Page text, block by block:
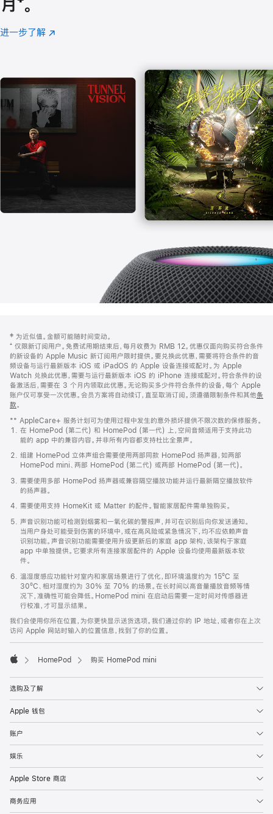
月 脚
注
⁺。
进一步了解 Apple
(在
口
中
打
开)
页
页
脚
注
‡ 为近似值。金额可能随时间变动。
⁺ 仅限新订阅用户。免费试用期结束后，每月收费为 RMB 12。优惠仅面向购买符合条件
的新设备的 Apple Music 新订阅用户限时提供。要兑换此优惠，需要将符合条件的音
频设备与运行最新版本 iOS 或 iPadOS 的 Apple 设备连接或配对。为 Apple
Watch 兑换此优惠，需要与运行最新版本 iOS 的 iPhone 连接或配对。符合条件的设
备激活后，需要在 3 个月内领取此优惠。无论购买多少件符合条件的设备，每个 Apple
账户仅可享受一次优惠。会员方案将自动续订，直至取消订阅。须遵循限制条件和其他条
款。
窗
口
中
打
开)
** AppleCare+ 服务计划可为使用过程中发生的意外损坏提供不限次数的保修服务。
在 HomePod (第二代) 和 HomePod (第一代) 上，空间音频适用于支持此功
能的 app 中的兼容内容。并非所有内容都支持杜比全景声。
组建 HomePod 立体声组合需要使用两部同款 HomePod 扬声器，如两部
HomePod mini、两部 HomePod (第二代) 或两部 HomePod (第一代)。
需要使用多部 HomePod 扬声器或兼容隔空播放功能并运行最新隔空播放软件
的扬声器。
需要使用支持 HomeKit 或 Matter 的配件。智能家居配件需单独购买。
声音识别功能可检测到烟雾和一氧化碳的警报声，并可在识别后向你发送通知。
当用户身处可能受到伤害的环境中，或在高风险或紧急情况下，均不应依赖声音
识别功能。声音识别功能需要使用升级更新后的家庭 app 架构，该架构于家庭
app 中单独提供。它要求所有连接家居配件的 Apple 设备均使用最新版本软
件。
温湿度感应功能针对室内和家居场景进行了优化，即环境温度约为 15ºC 至
30ºC、相对湿度约为 30% 至 70% 的场景。在长时间以高音量播放音频等情
况下，准确性可能会降低。HomePod mini 在启动后需要一定时间对传感器进
行校准，才可显示结果。
我们会使用你所在位置，为你更快显示送货选项。我们通过你的 IP 地址，或者你在上次
访问 Apple 网站时输入的位置信息，找到了你的位置。
HomePod 购买 HomePod mini
选购及了解
Apple 钱包
账户
娱乐
Apple Store 商店
商务应用